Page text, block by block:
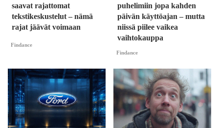
saavat rajattomat
tekstikeskustelut – nämä
rajat jäävät voimaan
Findance
puhelimiin jopa kahden
päivän käyttöajan – mutta
niissä piilee vaikea
vaihtokauppa
Findance